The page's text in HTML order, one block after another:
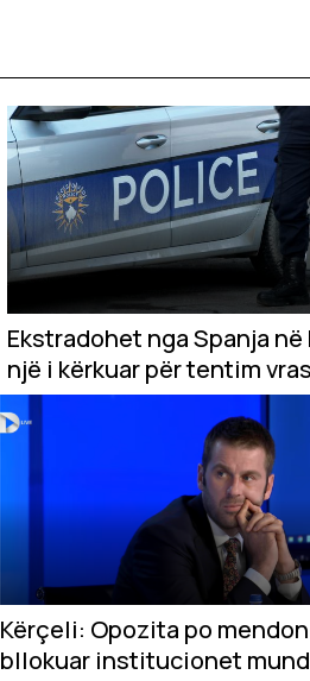
Ekstradohet nga Spanja në
një i kërkuar për tentim
Kërçeli: Opozita po
bllokuar institucionet mund